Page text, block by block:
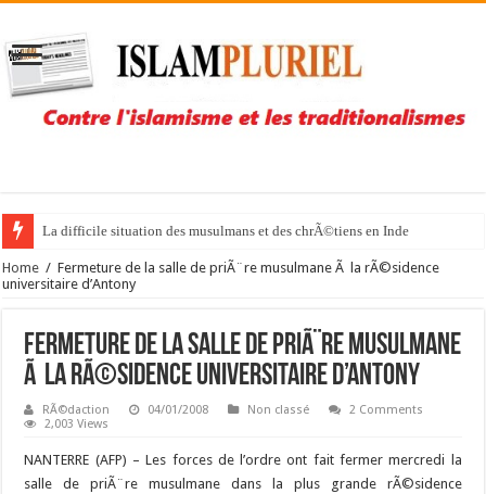
La difficile situation des musulmans et des chrÃ©tiens en Inde
Home / Fermeture de la salle de priÃ¨re musulmane Ã la rÃ©sidence
universitaire d’Antony
Fermeture de la salle de priÃ¨re musulmane
Ã la rÃ©sidence universitaire d’Antony
RÃ©daction 04/01/2008 Non classé
2 Comments
2,003 Views
NANTERRE (AFP) – Les forces de l’ordre ont fait fermer mercredi la
salle de priÃ¨re musulmane dans la plus grande rÃ©sidence